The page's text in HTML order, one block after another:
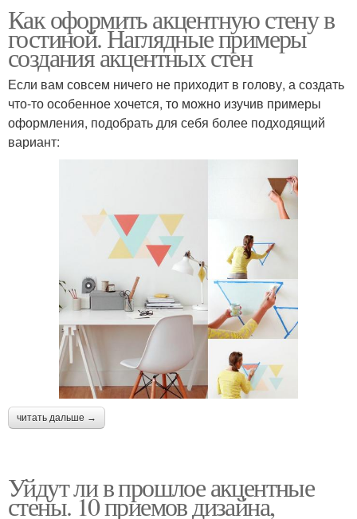
Как оформить акцентную стену в
гостиной. Наглядные примеры
создания акцентных стен
Если вам совсем ничего не приходит в голову, а создать
что-то особенное хочется, то можно изучив примеры
оформления, подобрать для себя более подходящий
вариант:
читать дальше →
Уйдут ли в прошлое акцентные
стены. 10 приемов дизайна,